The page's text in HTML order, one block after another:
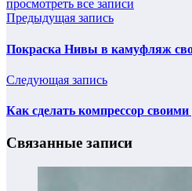
просмотреть все записи
Предыдущая запись
Покраска Нивы в камуфляж
Следующая запись
Как сделать компрессор
Связанные записи